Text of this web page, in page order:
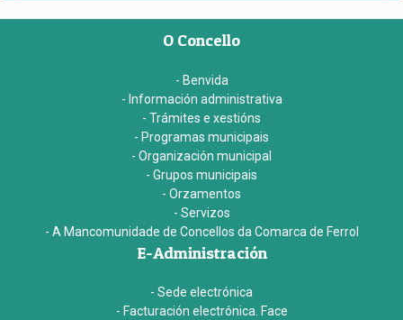
O Concello
- Benvida
- Información administrativa
- Trámites e xestións
- Programas municipais
- Organización municipal
- Grupos municipais
- Orzamentos
- Servizos
- A Mancomunidade de Concellos da Comarca de Ferrol
E-Administración
- Sede electrónica
- Facturación electrónica. Face